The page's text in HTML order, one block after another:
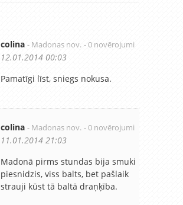
colina - Madonas nov. - 0 novērojumi
12.01.2014 00:03
Pamatīgi līst, sniegs nokusa.
colina - Madonas nov. - 0 novērojumi
11.01.2014 21:03
Madonā pirms stundas bija smuki
piesnidzis, viss balts, bet pašlaik
strauji kūst tā baltā draņķība.